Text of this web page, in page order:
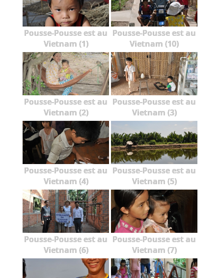
Pousse-Pousse est au
Vietnam (1)
Pousse-Pousse est au
Vietnam (10)
Pousse-Pousse est au
Vietnam (2)
Pousse-Pousse est au
Vietnam (3)
Pousse-Pousse est au
Vietnam (4)
Pousse-Pousse est au
Vietnam (5)
Pousse-Pousse est au
Vietnam (6)
Pousse-Pousse est au
Vietnam (7)